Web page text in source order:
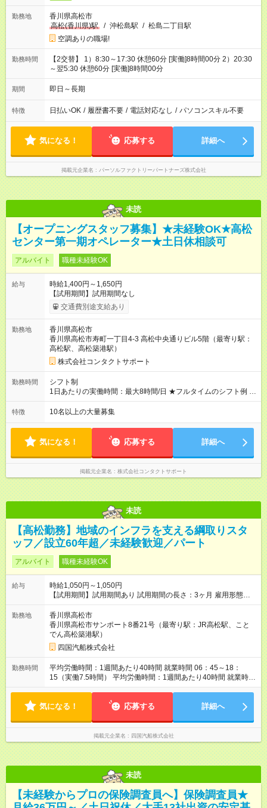
勤務地
香川県高松市
高松(香川県)駅
/ 沖松島駅 / 松島二丁目駅
空調ありの職場!
勤務時間
【2交替】 1）8:30～17:30 休憩60分 [実働]8時間00分 2）20:30
～翌5:30 休憩60分 [実働]8時間00分
期間 即日～長期
特徴 日払いOK / 履歴書不要 / 電話対応なし / パソコンスキル不要
気になる！ 応募する 詳細へ
掲載元企業名 パーソルファクトリーパートナーズ株式会社
未読
【オープニングスタッフ募集】★未経験OK★高松
センター第一期オペレーター★土日休相談可
アルバイト 職種未経験OK
給与
時給1,400円～1,650円
【試用期間】試用期間なし
交通費別途支給あり
勤務地
香川県高松市
香川県高松市寿町一丁目4-3 高松中央通りビル5階（最寄り駅：
高松駅、高松築港駅）
株式会社コンタクトサポート
勤務時間
シフト制
1日あたりの実働時間：最大8時間/日 ★フルタイムのシフト例 ・
9：00～18：00 ・10：00～19：00 ・9：00～16：00 ※1日5時
間・週4日～相談可
特徴 10名以上の大量募集
気になる！ 応募する 詳細へ
掲載元企業名 株式会社コンタクトサポート
未読
【高松勤務】地域のインフラを支える綱取りスタ
ッフ／設立60年超／未経験歓迎／パート
アルバイト 職種未経験OK
給与
時給1,050円～1,050円
【試用期間】試用期間あり 試用期間の長さ：3ヶ月 雇用形態、
給与は本採用時と同じです。
勤務地
香川県高松市
香川県高松市サンポート8番21号（最寄り駅：JR高松駅、こと
でん高松築港駅）
四国汽船株式会社
勤務時間
平均労働時間：1週間あたり40時間 就業時間 06：45～18：
15（実働7.5時間） 平均労働時間：1週間あたり40時間 就業時間
06：45～18：15（実働7.5時間）
気になる！ 応募する 詳細へ
掲載元企業名 四国汽船株式会社
未読
【未経験からプロの保険調査員へ】保険調査員★